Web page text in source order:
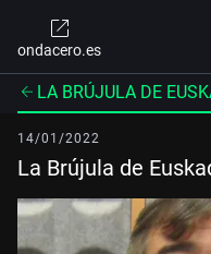
ondacero.es
LA BRÚJULA DE
14/01/2022
La Brújula de